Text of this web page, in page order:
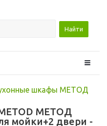
Найти
шкафы МЕТОД
METOD МЕТОД
мойки+2 двери -